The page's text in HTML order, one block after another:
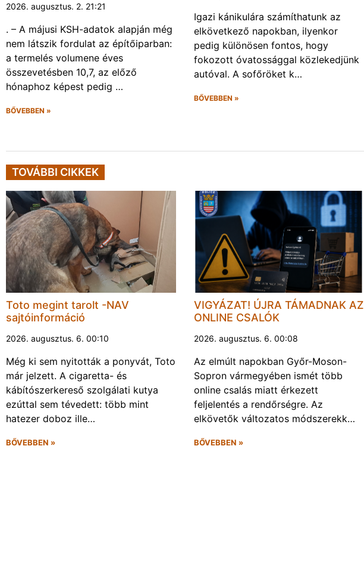
2026. augusztus. 2. 21:21
. – A májusi KSH-adatok alapján még
nem látszik fordulat az építőiparban:
a termelés volumene éves
összevetésben 10,7, az előző
hónaphoz képest pedig …
BŐVEBBEN »
Igazi kánikulára számíthatunk az
elkövetkező napokban, ilyenkor
pedig különösen fontos, hogy
fokozott óvatossággal közlekedjünk
autóval. A sofőröket k…
BŐVEBBEN »
TOVÁBBI CIKKEK
Toto megint tarolt -NAV
sajtóinformáció
2026. augusztus. 6. 00:10
Még ki sem nyitották a ponyvát, Toto
már jelzett. A cigaretta- és
kábítószerkereső szolgálati kutya
ezúttal sem tévedett: több mint
hatezer doboz ille…
BŐVEBBEN »
VIGYÁZAT! ÚJRA TÁMADNAK AZ
ONLINE CSALÓK
2026. augusztus. 6. 00:08
Az elmúlt napokban Győr-Moson-
Sopron vármegyében ismét több
online csalás miatt érkezett
feljelentés a rendőrségre. Az
elkövetők változatos módszerekk…
BŐVEBBEN »